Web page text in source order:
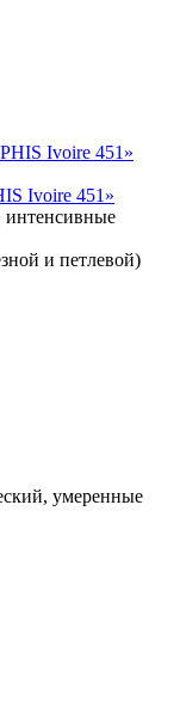
Ivoire 451»
интенсивные
и петлевой)
умеренные